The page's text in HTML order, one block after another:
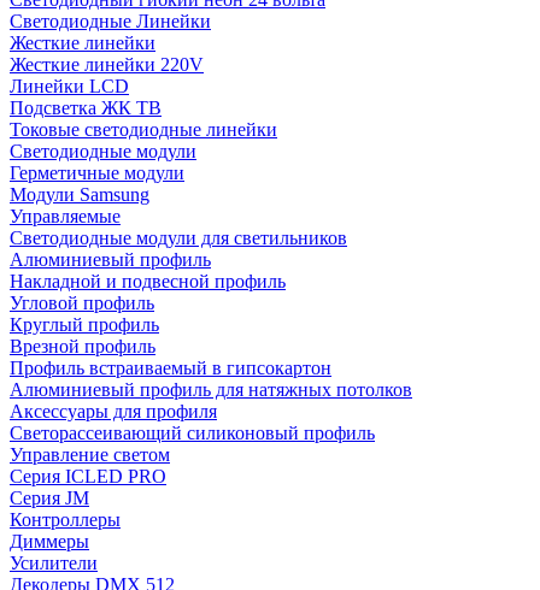
Светодиодные Линейки
Жесткие линейки
Жесткие линейки 220V
Линейки LCD
Подсветка ЖК ТВ
Токовые светодиодные линейки
Светодиодные модули
Герметичные модули
Модули Samsung
Управляемые
Светодиодные модули для светильников
Алюминиевый профиль
Накладной и подвесной профиль
Угловой профиль
Круглый профиль
Врезной профиль
Профиль встраиваемый в гипсокартон
Алюминиевый профиль для натяжных потолков
Аксессуары для профиля
Светорассеивающий силиконовый профиль
Управление светом
Серия ICLED PRO
Серия JM
Контроллеры
Диммеры
Усилители
Декодеры DMX 512